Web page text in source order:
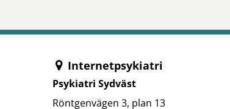
Internetpsykiatri
Psykiatri Sydväst
Röntgenvägen 3, plan 13